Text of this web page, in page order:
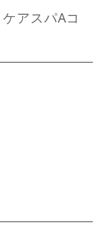
アスパAコ